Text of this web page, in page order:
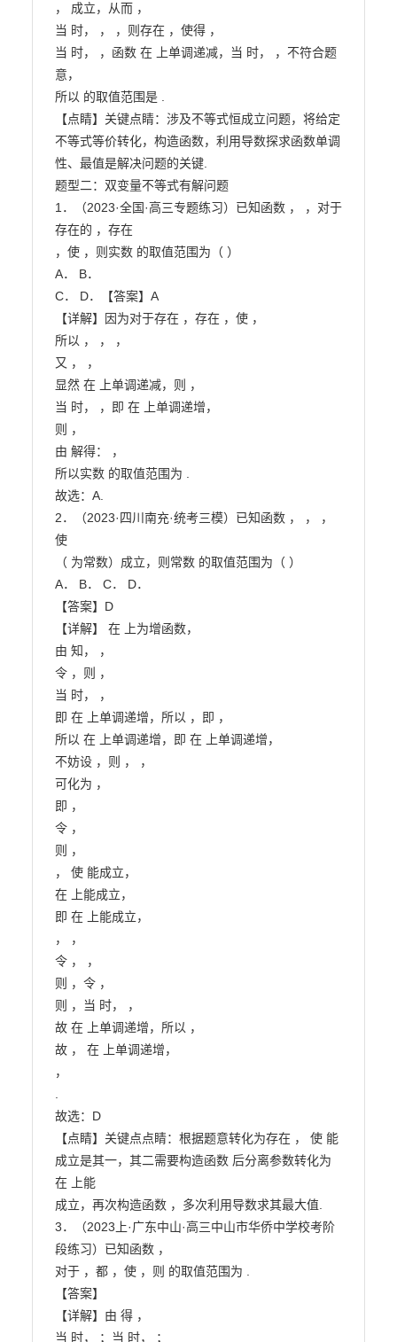
， 成立，从而 ，
当 时， ， ，则存在 ，使得 ，
当 时， ，函数 在 上单调递减，当 时， ，不符合题
意，
所以 的取值范围是 .
【点睛】关键点睛：涉及不等式恒成立问题，将给定
不等式等价转化，构造函数，利用导数探求函数单调
性、最值是解决问题的关键.
题型二：双变量不等式有解问题
1．（2023·全国·高三专题练习）已知函数 ， ，对于
存在的 ，存在
，使 ，则实数 的取值范围为（ ）
A． B．
C． D．【答案】A
【详解】因为对于存在 ，存在 ，使 ，
所以 ， ， ，
又 ， ，
显然 在 上单调递减，则 ，
当 时， ，即 在 上单调递增，
则 ，
由 解得： ，
所以实数 的取值范围为 .
故选：A.
2．（2023·四川南充·统考三模）已知函数 ， ， ，
使
（ 为常数）成立，则常数 的取值范围为（ ）
A． B． C． D．
【答案】D
【详解】 在 上为增函数，
由 知， ，
令 ，则 ，
当 时， ，
即 在 上单调递增，所以 ，即 ，
所以 在 上单调递增，即 在 上单调递增，
不妨设 ，则 ， ，
可化为 ，
即 ，
令 ，
则 ，
， 使 能成立，
在 上能成立，
即 在 上能成立，
， ，
令 ， ，
则 ，令 ，
则 ，当 时， ，
故 在 上单调递增，所以 ，
故 ， 在 上单调递增，
，
故选：D
【点睛】关键点点睛：根据题意转化为存在 ， 使 能
成立是其一，其二需要构造函数 后分离参数转化为
在 上能
成立，再次构造函数 ，多次利用导数求其最大值.
3．（2023上·广东中山·高三中山市华侨中学校考阶
段练习）已知函数 ，
对于 ，都 ，使 ，则 的取值范围为 .
【答案】
【详解】由 得 ，
当 时， ；当 时， ；